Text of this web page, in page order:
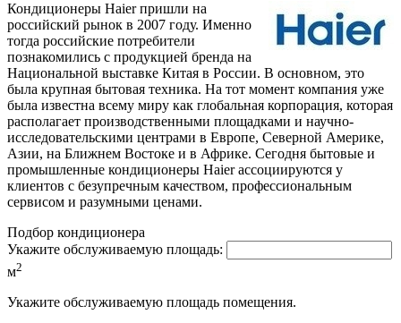
Кондиционеры Haier пришли на
российский рынок в 2007 году. Именно
тогда российские потребители
познакомились с продукцией бренда на
Национальной выставке Китая в России. В основном, это
была крупная бытовая техника. На тот момент компания уже
была известна всему миру как глобальная корпорация, которая
располагает производственными площадками и научно-
исследовательскими центрами в Европе, Северной Америке,
Азии, на Ближнем Востоке и в Африке. Сегодня бытовые и
промышленные кондиционеры Haier ассоциируются у
клиентов с безупречным качеством, профессиональным
сервисом и разумными ценами.
Подбор кондиционера
Укажите обслуживаемую площадь:
м2
Укажите обслуживаемую площадь помещения.